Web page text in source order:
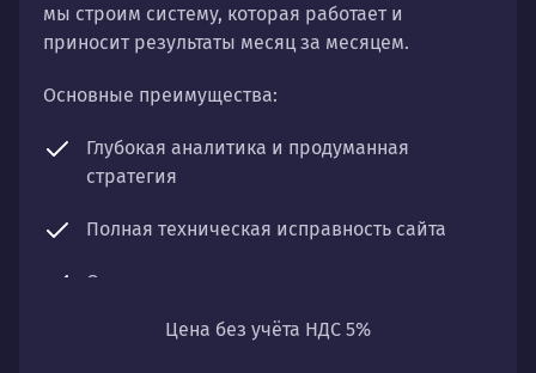
мы строим систему, которая работает и
приносит результаты месяц за месяцем.
Основные преимущества:
Глубокая аналитика и продуманная
стратегия
Полная техническая исправность сайта
Оптимизация контента и структуры
Регулярный мониторинг и чистка профиля
Цена без учёта НДС 5%